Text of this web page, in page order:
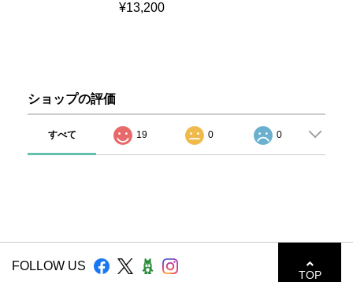
¥13,200
ショップの評価
すべて 19 0 0
FOLLOW US
TOP